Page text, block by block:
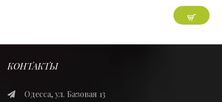
КОНТАКТЫ
Одесса, ул. Базовая 13